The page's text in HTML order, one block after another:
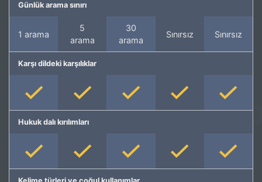
Günlük arama sınırı
1 arama
5
arama
30
arama
Sınırsız Sınırsız
Karşı dildeki karşılıklar
Hukuk dalı kırılımları